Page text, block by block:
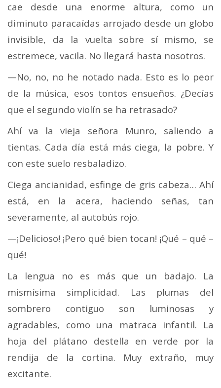
cae desde una enorme altura, como un
diminuto paracaídas arrojado desde un globo
invisible, da la vuelta sobre sí mismo, se
estremece, vacila. No llegará hasta nosotros.
—No, no, no he notado nada. Esto es lo peor
de la música, esos tontos ensueños. ¿Decías
que el segundo violín se ha retrasado?
Ahí va la vieja señora Munro, saliendo a
tientas. Cada día está más ciega, la pobre. Y
con este suelo resbaladizo.
Ciega ancianidad, esfinge de gris cabeza… Ahí
está, en la acera, haciendo señas, tan
severamente, al autobús rojo.
—¡Delicioso! ¡Pero qué bien tocan! ¡Qué – qué –
qué!
La lengua no es más que un badajo. La
mismísima simplicidad. Las plumas del
sombrero contiguo son luminosas y
agradables, como una matraca infantil. La
hoja del plátano destella en verde por la
rendija de la cortina. Muy extraño, muy
excitante.